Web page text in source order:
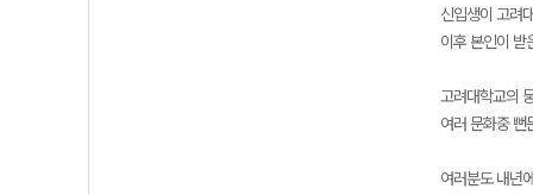
신입생이 고려
이후 본인이 받
고려대학교의
여러 문화중 뻔
여러분도 내년